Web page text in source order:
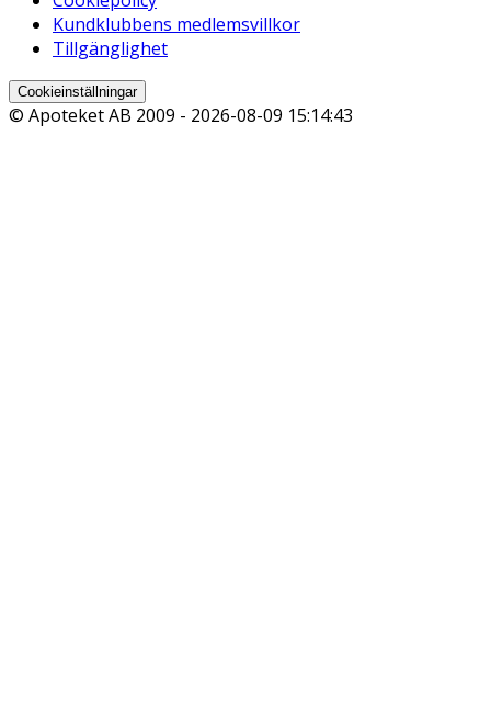
Kundklubbens medlemsvillkor
Tillgänglighet
Cookieinställningar
© Apoteket AB 2009 - 2026-08-09 15:14:43